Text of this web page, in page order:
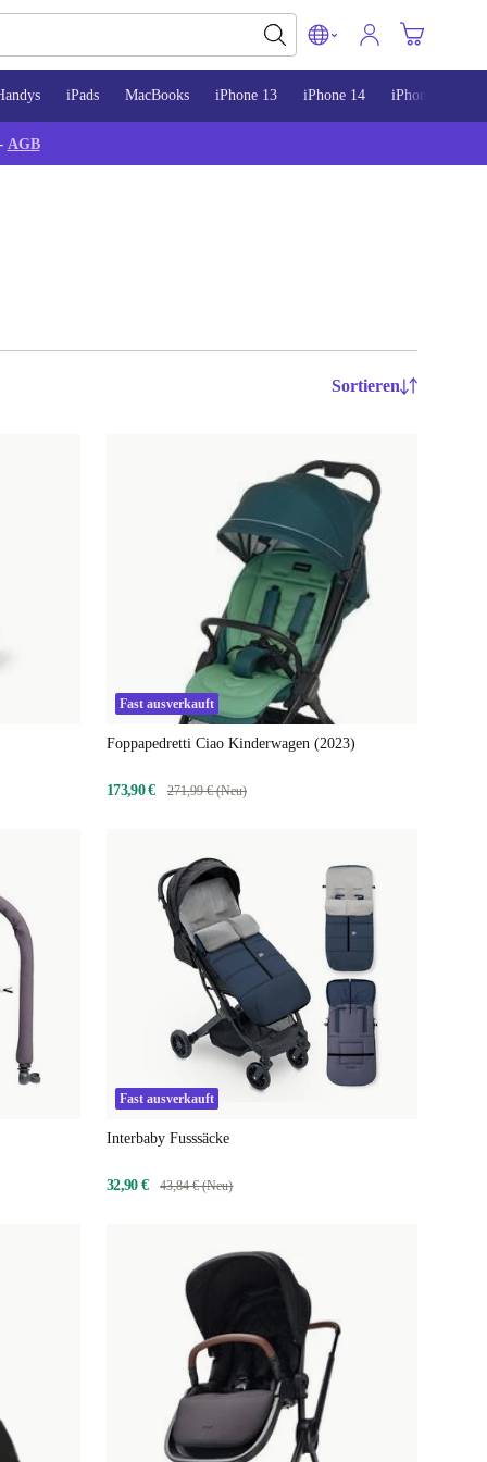
iPads MacBooks iPhone 13 iPhone 14 iPhone 15
AGB
Sortieren
Fast ausverkauft
Foppapedretti Ciao Kinderwagen (2023)
173,90 € 271,99 € (Neu)
Fast ausverkauft
Interbaby Fusssäcke
32,90 € 43,84 € (Neu)